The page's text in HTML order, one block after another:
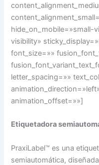
hide_on_mobile=»small-
visibility»
font_size=»»
letter_spacing=»»
animation_offset=»»]
Etiquetadora
PraxiLabel™ es una
semiautomática,